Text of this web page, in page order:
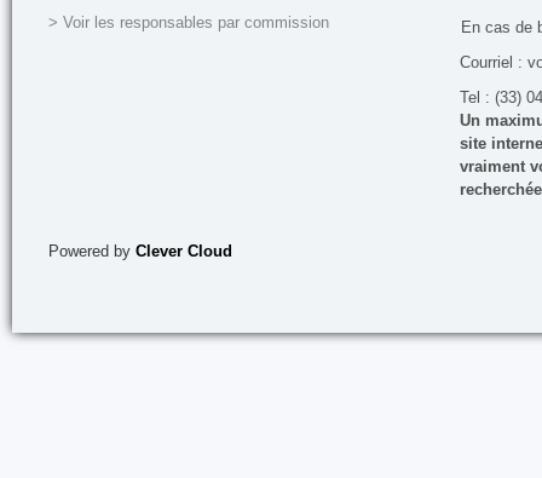
> Voir les responsables par commission
En cas de
Courriel :
Tel : (33)
Un
site
vraiment
Powered by Clever Cloud